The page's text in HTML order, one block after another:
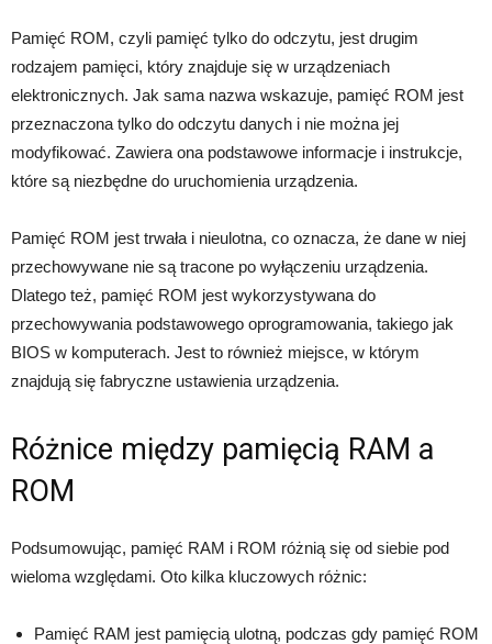
Pamięć ROM, czyli pamięć tylko do odczytu, jest drugim
rodzajem pamięci, który znajduje się w urządzeniach
elektronicznych. Jak sama nazwa wskazuje, pamięć ROM jest
przeznaczona tylko do odczytu danych i nie można jej
modyfikować. Zawiera ona podstawowe informacje i instrukcje,
które są niezbędne do uruchomienia urządzenia.
Pamięć ROM jest trwała i nieulotna, co oznacza, że dane w niej
przechowywane nie są tracone po wyłączeniu urządzenia.
Dlatego też, pamięć ROM jest wykorzystywana do
przechowywania podstawowego oprogramowania, takiego jak
BIOS w komputerach. Jest to również miejsce, w którym
znajdują się fabryczne ustawienia urządzenia.
Różnice między pamięcią RAM a
ROM
Podsumowując, pamięć RAM i ROM różnią się od siebie pod
wieloma względami. Oto kilka kluczowych różnic:
Pamięć RAM jest pamięcią ulotną, podczas gdy pamięć ROM